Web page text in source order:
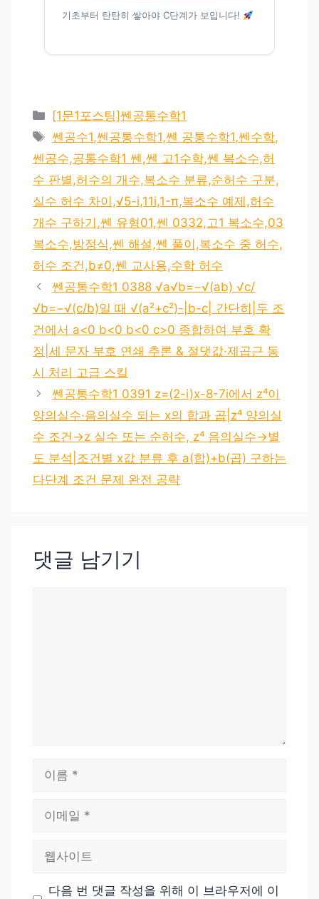
기초부터 탄탄히 쌓아야 C단계가 보입니다!
카
테
리
[1문1포스팅]쎈공통수학1
태
그
쎈공수1,쎈공통수학1,쎈 공통수학1,쎈수학,
쎈공수,공통수학1 쎈,쎈 고1수학,쎈 복소수,허
수 판별,허수의 개수,복소수 분류,순허수 구분,
실수 허수 차이,√5-i,11i,1-π,복소수 예제,허수
개수 구하기,쎈 유형01,쎈 0332,고1 복소수,03
복소수,방정식,쎈 해설,쎈 풀이,복소수 중 허수,
허수 조건,b≠0,쎈 교사용,수학 허수
쎈공통수학1 0388 √a√b=−√(ab) √c/
√b=−√(c/b)일 때 √(a²+c²)-|b-c| 간단히|두 조
건에서 a<0 b<0 b<0 c>0 종합하여 부호 확
정|세 문자 부호 연쇄 추론 & 절댓값·제곱근 동
시 처리 고급 스킬
쎈공통수학1 0391 z=(2-i)x-8-7i에서 z⁴이
양의실수·음의실수 되는 x의 합과 곱|z⁴ 양의실
수 조건→z 실수 또는 순허수, z⁴ 음의실수→별
도 분석|조건별 x값 분류 후 a(합)+b(곱) 구하는
다단계 조건 문제 완전 공략
댓글 남기기
다음 번 댓글 작성을 위해 이 브라우저에 이